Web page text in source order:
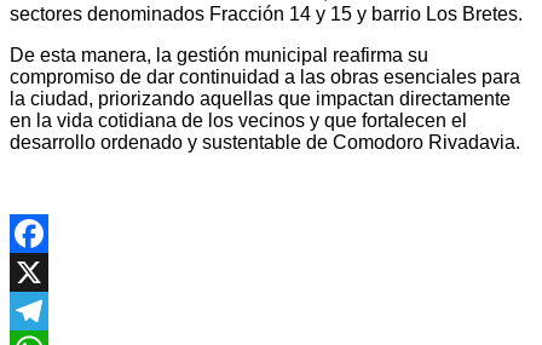
sectores denominados Fracción 14 y 15 y barrio Los Bretes.
De esta manera, la gestión municipal reafirma su
compromiso de dar continuidad a las obras esenciales para
la ciudad, priorizando aquellas que impactan directamente
en la vida cotidiana de los vecinos y que fortalecen el
desarrollo ordenado y sustentable de Comodoro Rivadavia.
Facebook
X